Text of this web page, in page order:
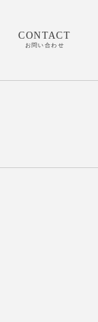
CONTACT
お問い合わせ